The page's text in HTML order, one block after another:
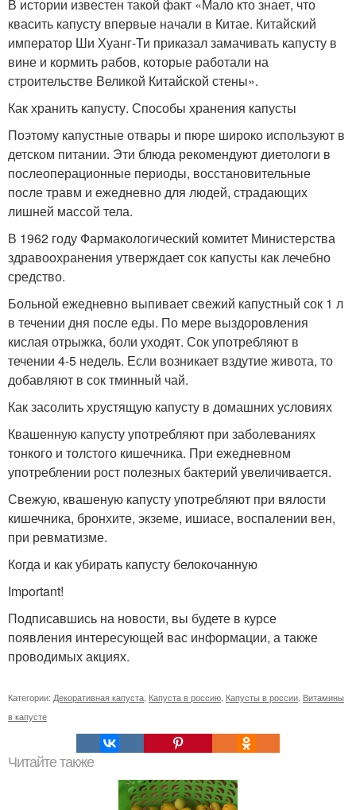
В истории известен такой факт «Мало кто знает, что
квасить капусту впервые начали в Китае. Китайский
император Ши Хуанг-Ти приказал замачивать капусту в
вине и кормить рабов, которые работали на
строительстве Великой Китайской стены».
Как хранить капусту. Способы хранения капусты
Поэтому капустные отвары и пюре широко используют в
детском питании. Эти блюда рекомендуют диетологи в
послеоперационные периоды, восстановительные
после травм и ежедневно для людей, страдающих
лишней массой тела.
В 1962 году Фармакологический комитет Министерства
здравоохранения утверждает сок капусты как лечебно
средство.
Больной ежедневно выпивает свежий капустный сок 1 л
в течении дня после еды. По мере выздоровления
кислая отрыжка, боли уходят. Сок употребляют в
течении 4-5 недель. Если возникает вздутие живота, то
добавляют в сок тминный чай.
Как засолить хрустящую капусту в домашних условиях
Квашенную капусту употребляют при заболеваниях
тонкого и толстого кишечника. При ежедневном
употреблении рост полезных бактерий увеличивается.
Свежую, квашеную капусту употребляют при вялости
кишечника, бронхите, экземе, ишиасе, воспалении вен,
при ревматизме.
Когда и как убирать капусту белокочанную
Important!
Подписавшись на новости, вы будете в курсе
появления интересующей вас информации, а также
проводимых акциях.
Категории: Декоративная капуста Капуста в россию Капусты в россии Витамины
в капусте
Читайте также